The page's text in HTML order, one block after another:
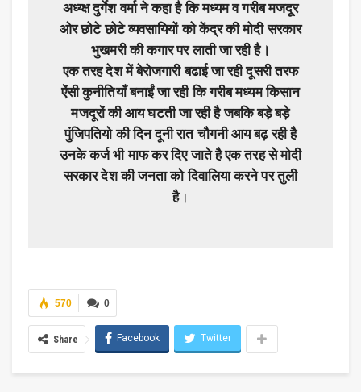
अध्य्क्ष दुर्गेश वर्मा ने कहा है कि मध्यम व गरीब मजदूर
ओर छोटे छोटे व्यवसायियों को केंद्र की मोदी सरकार
भुखमरी की कगार पर लाती जा रही है।
एक तरह देश में बेरोजगारी बढाई जा रही दूसरी तरफ
ऐंसी कुनीतियाँ बनाईं जा रही कि गरीब मध्यम किसान
मजदूरों की आय घटती जा रही है जबकि बड़े बड़े
पुंजिपतियो की दिन दूनी रात चौगनी आय बढ़ रही है
उनके कर्ज भी माफ कर दिए जाते है एक तरह से मोदी
सरकार देश की जनता को दिवालिया करने पर तुली
है।
0
570
Share Facebook Twitter